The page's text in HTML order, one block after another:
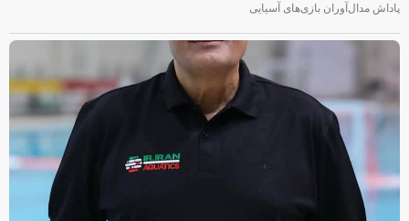
پاداش مدال‌آوران بازی‌های آسیایی